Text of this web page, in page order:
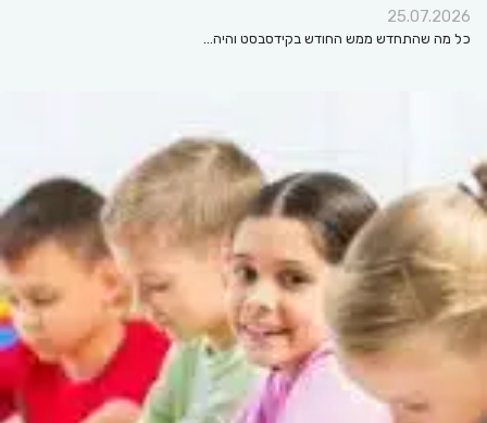
25.07.2026
כל מה שהתחדש ממש החודש בקידסבסט והיה…